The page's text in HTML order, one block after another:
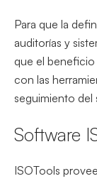
Para que la
auditorías y
que el
con las
seguimiento del
Software
ISOTools